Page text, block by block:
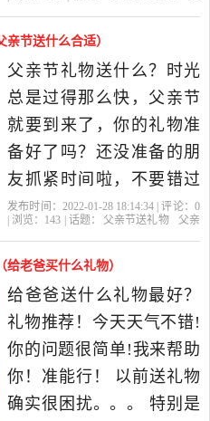
亮，总还是穿给别人看
的，衣服质料的舒适自
如，是家人才会细心看重
的指数。健康是最时尚的
态度，为老...怎样给
亲节送什么合适）
父亲节礼物送什么？时光
总是过得那么快，父亲节
就要到来了，你的礼物准
备好了吗？还没准备的朋
友抓紧时间啦，不要错过
一个孝敬父亲的好机会。
是如此的高大，这位巨人
曾经所向披靡无所不能。
但岁月是如此的无情，慢
慢地在他的脸上刻下了皱
纹...父亲节送
发布时间：2022-01-28 18:14:34 | 评论： 0
| 浏览： 143 | 话题： 父亲节送礼物
父亲
老爸买什么礼物）
给爸爸送什么礼物最好？
礼物推荐！今天天气不错!
你的问题很简单!我来帮助
你！准能行！ 以前送礼物
确实很困扰。。。 特别是